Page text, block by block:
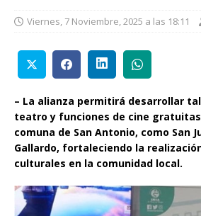
Viernes, 7 Noviembre, 2025 a las 18:11
– La alianza permitirá desarrollar
teatro y funciones de cine
comuna de San Antonio, como San
Gallardo, fortaleciendo la
culturales en la comunidad local.